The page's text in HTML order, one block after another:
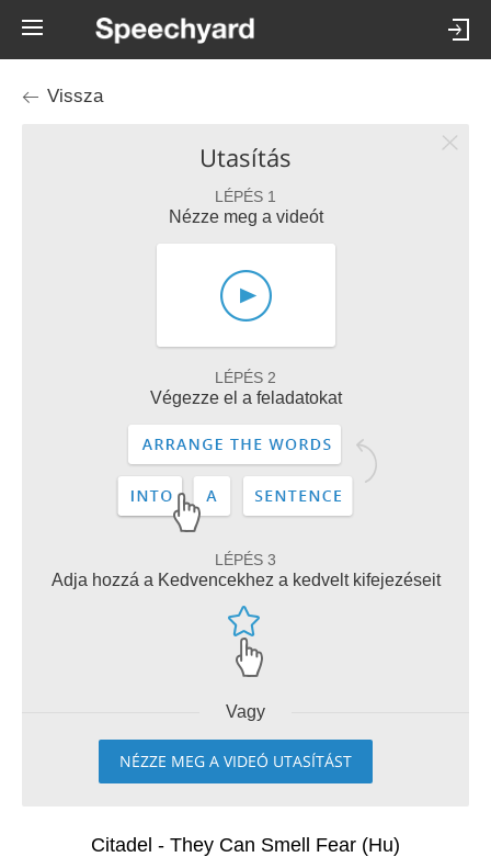
Vissza
Utasítás
LÉPÉS 1
Nézze meg a videót
LÉPÉS 2
Végezze el a feladatokat
LÉPÉS 3
Adja hozzá a Kedvencekhez a kedvelt kifejezéseit
Vagy
NÉZZE MEG A VIDEÓ UTASÍTÁST
Citadel - They Can Smell Fear (Hu)